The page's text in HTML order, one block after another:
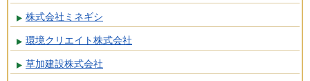
株式会社ミネギシ
環境クリエイト株式会社
草加建設株式会社